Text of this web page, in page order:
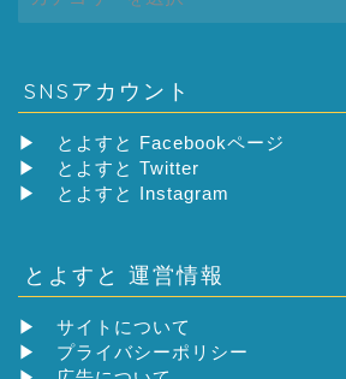
SNSアカウント
▶
とよすと Facebookページ
▶
とよすと Twitter
▶
とよすと Instagram
とよすと 運営情報
▶ サイトについて
▶ プライバシーポリシー